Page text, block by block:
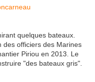
quelques bateaux.
des officiers des Marines
Piriou en 2013. Le
"des bateaux gris".